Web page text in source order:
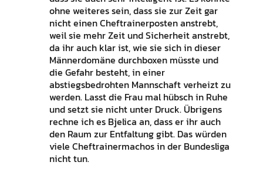
ohne weiteres sein, dass sie zur Zeit gar
nicht einen Cheftrainerposten anstrebt,
weil sie mehr Zeit und Sicherheit anstrebt,
da ihr auch klar ist, wie sie sich in dieser
Männerdomäne durchboxen müsste und
die Gefahr besteht, in einer
abstiegsbedrohten Mannschaft verheizt zu
werden. Lasst die Frau mal hübsch in Ruhe
und setzt sie nicht unter Druck. Übrigens
rechne ich es Bjelica an, dass er ihr auch
den Raum zur Entfaltung gibt. Das würden
viele Cheftrainermachos in der Bundesliga
nicht tun.